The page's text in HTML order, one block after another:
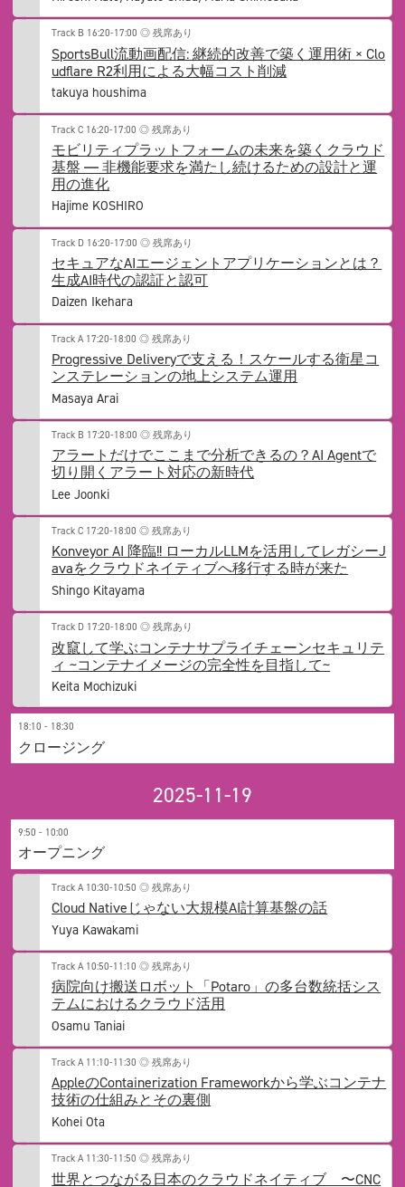
Track B 16:20-17:00◎ 残席あり
SportsBull流動画配信: 継続的改善で築く運用術 × Clo
udflare R2利用による大幅コスト削減
takuya houshima
Track C 16:20-17:00◎ 残席あり
モビリティプラットフォームの未来を築くクラウド
基盤 ― 非機能要求を満たし続けるための設計と運
用の進化
Hajime KOSHIRO
Track D 16:20-17:00◎ 残席あり
セキュアなAIエージェントアプリケーションとは？
生成AI時代の認証と認可
Daizen Ikehara
Track A 17:20-18:00◎ 残席あり
Progressive Deliveryで支える！スケールする衛星コ
ンステレーションの地上システム運用
Masaya Arai
Track B 17:20-18:00◎ 残席あり
アラートだけでここまで分析できるの？AI Agentで
切り開くアラート対応の新時代
Lee Joonki
Track C 17:20-18:00◎ 残席あり
Konveyor AI 降臨!! ローカルLLMを活用してレガシーJ
avaをクラウドネイティブへ移行する時が来た
Shingo Kitayama
Track D 17:20-18:00◎ 残席あり
改竄して学ぶコンテナサプライチェーンセキュリテ
ィ ~コンテナイメージの完全性を目指して~
Keita Mochizuki
18:10 - 18:30
クロージング
2025-11-19
9:50 - 10:00
オープニング
Track A 10:30-10:50◎ 残席あり
Cloud Nativeじゃない大規模AI計算基盤の話
Yuya Kawakami
Track A 10:50-11:10◎ 残席あり
病院向け搬送ロボット「Potaro」の多台数統括シス
テムにおけるクラウド活用
Osamu Taniai
Track A 11:10-11:30◎ 残席あり
AppleのContainerization Frameworkから学ぶコンテナ
技術の仕組みとその裏側
Kohei Ota
Track A 11:30-11:50◎ 残席あり
世界とつながる日本のクラウドネイティブ 〜CNC